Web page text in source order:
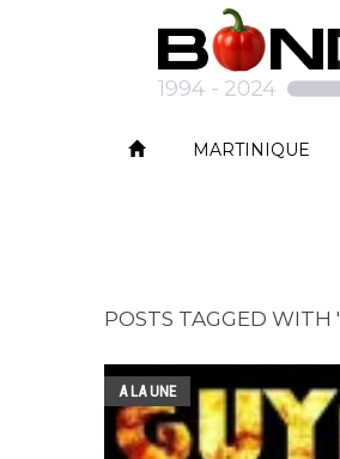
MARTINIQUE
POSTS TAGGED WITH
A LA UNE